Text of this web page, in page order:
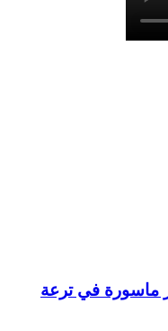
في ترعة